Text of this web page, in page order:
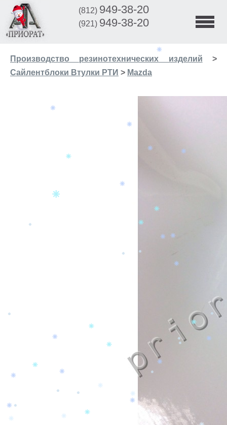
(812) 949-38-20
(921) 949-38-20
Производство резинотехнических изделий >
Сайлентблоки Втулки РТИ > Mazda